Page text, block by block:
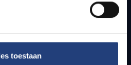
toestaan